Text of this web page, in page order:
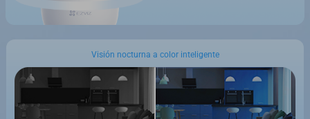
Visión nocturna a color inteligente